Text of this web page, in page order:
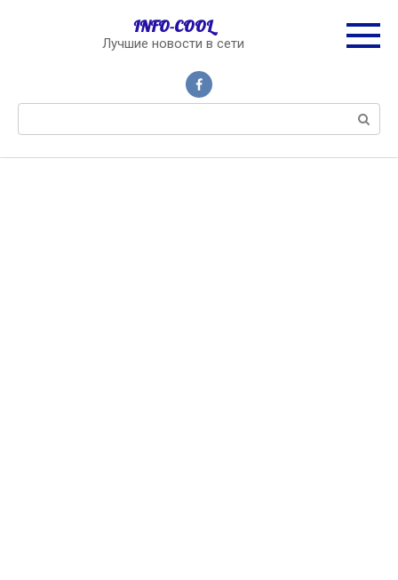
INFO-COOL
Лучшие новости в сети